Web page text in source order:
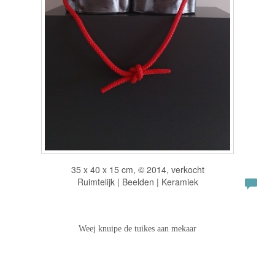
35 x 40 x 15 cm, © 2014, verkocht
Ruimtelijk | Beelden | Keramiek
Weej knuipe de tuikes aan mekaar